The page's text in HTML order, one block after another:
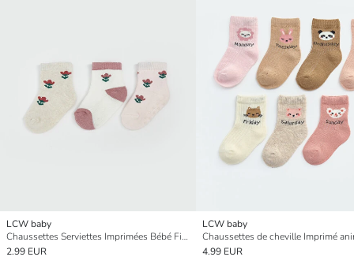
LCW baby
Chaussettes Serviettes Imprimées Bébé Fille Lot de 3
2.99 EUR
LCW baby
4.99 EUR